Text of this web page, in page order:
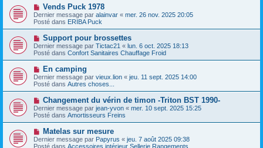
es
s
a
g
e
e
u
m
e
s
s
a
g
e
N
o
u
v
e
a
u
m
e
s
a
g
e
Vends Puck 1978
Dernier message par alainvar « mer. 26 nov. 2025 20:05
Posté dans ERIBA Puck
N
o
u
v
e
a
u
m
e
s
s
a
g
e
Support pour brossettes
Dernier message par Tictac21 « lun. 6 oct. 2025 18:13
Posté dans Confort Sanitaires Chauffage Froid
N
o
u
v
a
u
m
e
s
a
En camping
Dernier message par vieux.lion « jeu. 11 sept. 2025 14:00
Posté dans Autres choses...
N
o
u
v
e
a
u
Changement du vérin de timon -Triton BST 1990-
Dernier message par jean-yvon « mer. 10 sept. 2025 15:25
Posté dans Amortisseurs Freins
N
o
u
Matelas sur mesure
Dernier message par Papyrus « jeu. 7 août 2025 09:38
Posté dans Accessoires intérieur Sellerie Rangements